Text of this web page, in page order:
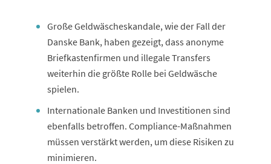
Große Geldwäscheskandale, wie der Fall der
Danske Bank, haben gezeigt, dass anonyme
Briefkastenfirmen und illegale Transfers
weiterhin die größte Rolle bei Geldwäsche
spielen.
Internationale Banken und Investitionen sind
ebenfalls betroffen. Compliance-Maßnahmen
müssen verstärkt werden, um diese Risiken zu
minimieren.